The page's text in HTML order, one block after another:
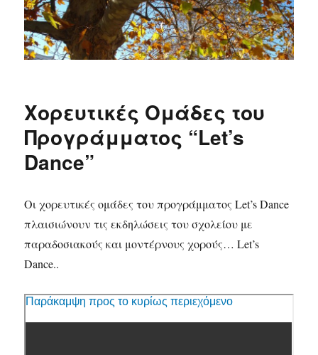
Χορευτικές Ομάδες του
Προγράμματος “Let’s
Dance”
Οι χορευτικές ομάδες του προγράμματος Let’s Dance
πλαισιώνουν τις εκδηλώσεις του σχολείου με
παραδοσιακούς και μοντέρνους χορούς… Let’s
Dance..